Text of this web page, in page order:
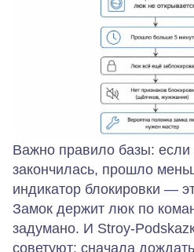
Важно правило базы: если
закончилась, прошло
индикатор блокировки —
Замок держит люк по
задумано. И
советуют: сначала